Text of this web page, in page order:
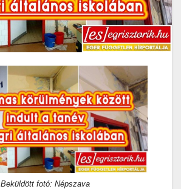
Beküldött fotó: Népszava